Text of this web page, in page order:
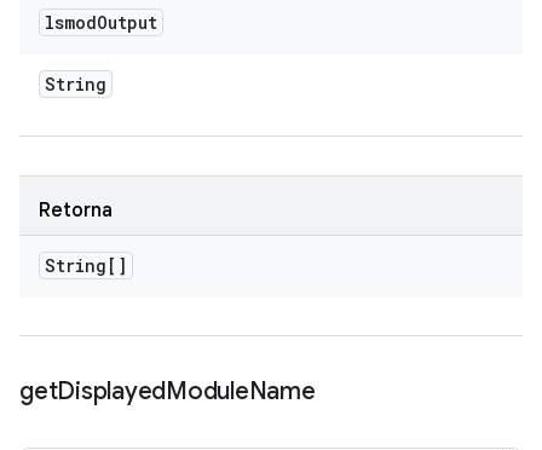
lsmodOutput
String
Retorna
String[]
getDisplayedModuleName